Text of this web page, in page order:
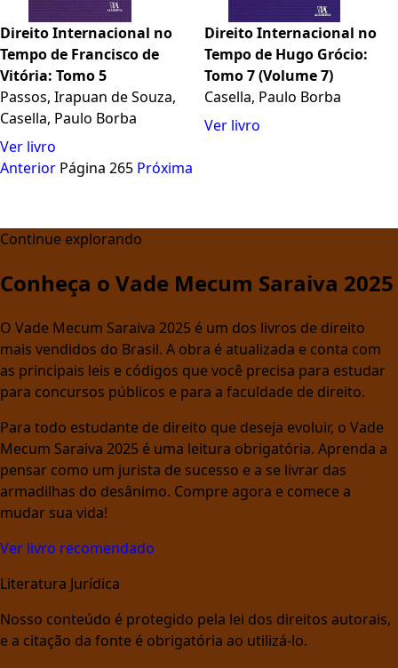
Direito Internacional no
Tempo de Francisco de
Vitória: Tomo 5
Passos, Irapuan de Souza,
Casella, Paulo Borba
Ver livro
Direito Internacional no
Tempo de Hugo Grócio:
Tomo 7 (Volume 7)
Casella, Paulo Borba
Ver livro
Anterior Página 265 Próxima
Continue explorando
Conheça o Vade Mecum Saraiva 2025
O Vade Mecum Saraiva 2025 é um dos livros de direito
mais vendidos do Brasil. A obra é atualizada e conta com
as principais leis e códigos que você precisa para estudar
para concursos públicos e para a faculdade de direito.
Para todo estudante de direito que deseja evoluir, o Vade
Mecum Saraiva 2025 é uma leitura obrigatória. Aprenda a
pensar como um jurista de sucesso e a se livrar das
armadilhas do desânimo. Compre agora e comece a
mudar sua vida!
Ver livro recomendado
Literatura Jurídica
Nosso conteúdo é protegido pela lei dos direitos autorais,
e a citação da fonte é obrigatória ao utilizá-lo.